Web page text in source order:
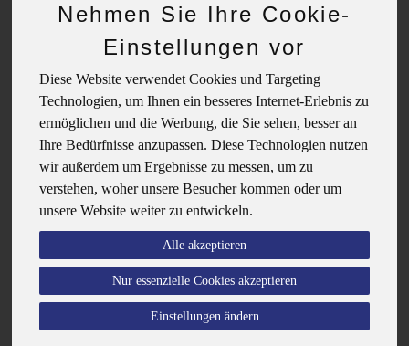
Nehmen Sie Ihre Cookie-
Einstellungen vor
Diese Website verwendet Cookies und Targeting
Technologien, um Ihnen ein besseres Internet-Erlebnis zu
ermöglichen und die Werbung, die Sie sehen, besser an
Ihre Bedürfnisse anzupassen. Diese Technologien nutzen
wir außerdem um Ergebnisse zu messen, um zu
verstehen, woher unsere Besucher kommen oder um
unsere Website weiter zu entwickeln.
Alle akzeptieren
Nur essenzielle Cookies akzeptieren
Einstellungen ändern
Festes Duschgel Zitrone Zeder, 80g